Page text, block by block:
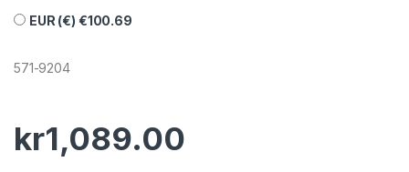
EUR (€) €100.69
571-9204
kr1,089.00